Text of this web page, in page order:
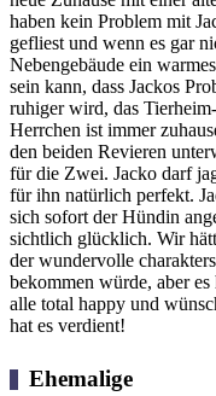
haben kein Problem mit
gefliest und wenn es gar
Nebengebäude ein
sein kann, dass Jackos
ruhiger wird, das
Herrchen ist immer
den beiden Revieren
für die Zwei. Jacko darf
für ihn natürlich perfekt.
sich sofort der Hündin
sichtlich glücklich. Wir
der wundervolle
bekommen würde, aber
alle total happy und
hat es verdient!
Ehemalige